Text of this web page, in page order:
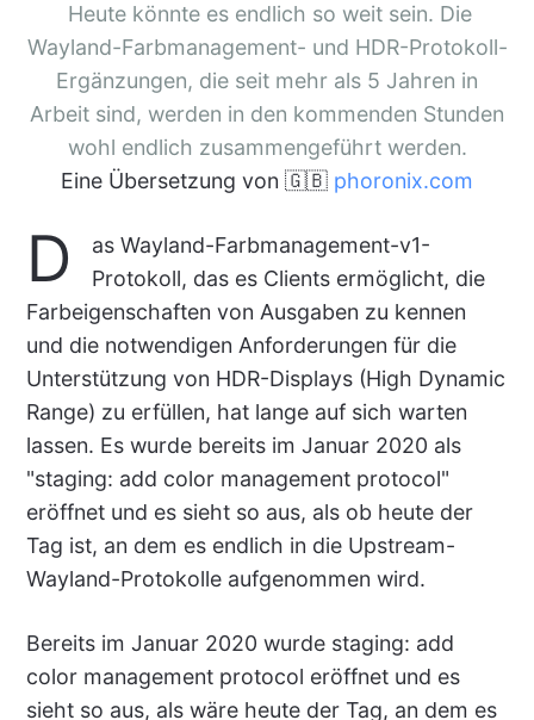
Heute könnte es endlich so weit sein. Die
Wayland-Farbmanagement- und HDR-Protokoll-
Ergänzungen, die seit mehr als 5 Jahren in
Arbeit sind, werden in den kommenden Stunden
wohl endlich zusammengeführt werden.
Eine Übersetzung von 🇬🇧 phoronix.com
D
as Wayland-Farbmanagement-v1-
Protokoll, das es Clients ermöglicht, die
Farbeigenschaften von Ausgaben zu kennen
und die notwendigen Anforderungen für die
Unterstützung von HDR-Displays (High Dynamic
Range) zu erfüllen, hat lange auf sich warten
lassen. Es wurde bereits im Januar 2020 als
"staging: add color management protocol"
eröffnet und es sieht so aus, als ob heute der
Tag ist, an dem es endlich in die Upstream-
Wayland-Protokolle aufgenommen wird.
Bereits im Januar 2020 wurde staging: add
color management protocol eröffnet und es
sieht so aus, als wäre heute der Tag, an dem es